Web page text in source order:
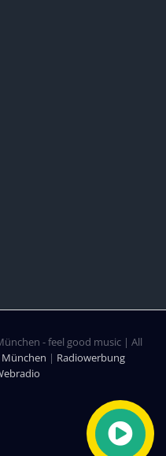
- feel good music | All
| Radiowerbung